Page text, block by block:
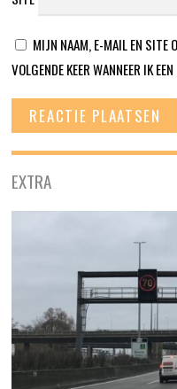
MIJN NAAM, E-MAIL EN SITE
VOLGENDE KEER WANNEER IK
EXTRA